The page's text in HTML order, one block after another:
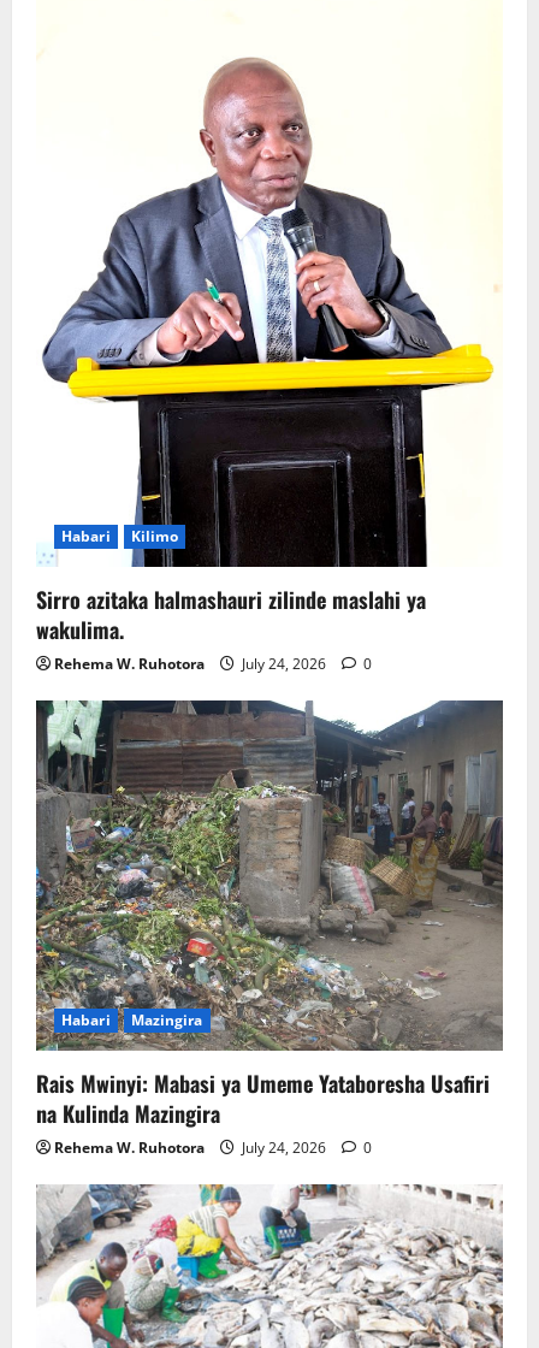
Habari Kilimo
Sirro azitaka halmashauri zilinde maslahi ya
wakulima.
Rehema W. Ruhotora July 24, 2026 0
Habari Mazingira
Rais Mwinyi: Mabasi ya Umeme Yataboresha Usafiri
na Kulinda Mazingira
Rehema W. Ruhotora July 24, 2026 0